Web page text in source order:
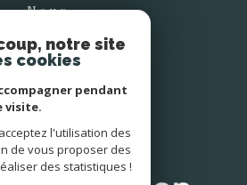
Nous
Avis
clients
notre site
cookies
pendant
visite.
l'utilisation des
de vous proposer des
des statistiques !